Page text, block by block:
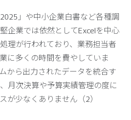
」や中小企業白書など各種調
企業では依然としてExcelを中心
理が行われており、業務担当者
に多くの時間を費やしていま
から出力されたデータを統合す
月次決算や予算実績管理の度に
が少なくありません（2）